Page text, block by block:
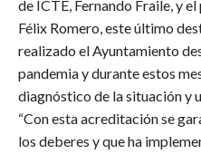
de ICTE, Fernando Fraile, y
Félix Romero, este último
realizado el Ayuntamiento
pandemia y durante estos
diagnóstico de la situación y
“Con esta acreditación se
los deberes y que ha